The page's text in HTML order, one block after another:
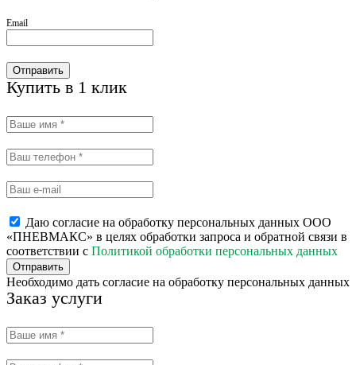
Email
Отправить
Купить в 1 клик
Даю согласие на обработку персональных данных ООО
«ПНЕВМАКС» в целях обработки запроса и обратной связи в
соответствии с Политикой обработки персональных данных
Отправить
Необходимо дать согласие на обработку персональных данных
Заказ услуги